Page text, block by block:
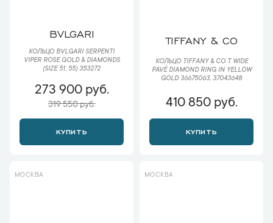
BVLGARI
КОЛЬЦО BVLGARI SERPENTI
VIPER ROSE GOLD & DIAMONDS
(SIZE 51, 55) 353272
273 900 руб.
319 550 руб.
КУПИТЬ
TIFFANY & CO
КОЛЬЦО TIFFANY & CO T WIDE
PAVÉ DIAMOND RING IN YELLOW
GOLD 36675063, 37043648
410 850 руб.
КУПИТЬ
МОСКВА МОСКВА